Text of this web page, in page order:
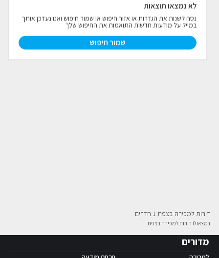
פרויקטים חדשים
נדל"ן בחו"ל
אפליקציית ‫Android
לא נמצאו תוצאות
נסה לשנות את הגדרות או אזור חיפוש או שמור חיפוש ואנו נעדכן אותך
במייל על מודעות חדשות התואמות את החיפוש שלך
שמור חיפוש
דירות למכירה בצפת 1 חדרים
נמצאו 0 דירות למכירה בצפת
מדורים